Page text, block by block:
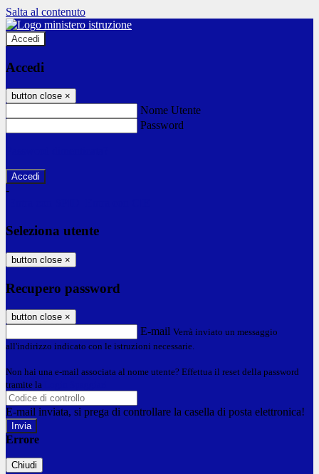
Salta al contenuto
Accedi
Accedi
button close ×
Nome Utente
Password
-
Seleziona utente
button close ×
Recupero password
button close ×
E-mail Verrà inviato un messaggio
all'indirizzo indicato con le istruzioni necessarie.
Non hai una e-mail associata al nome utente? Effettua il reset della password
tramite la
E-mail inviata, si prega di controllare la casella di posta elettronica!
Errore
Chiudi